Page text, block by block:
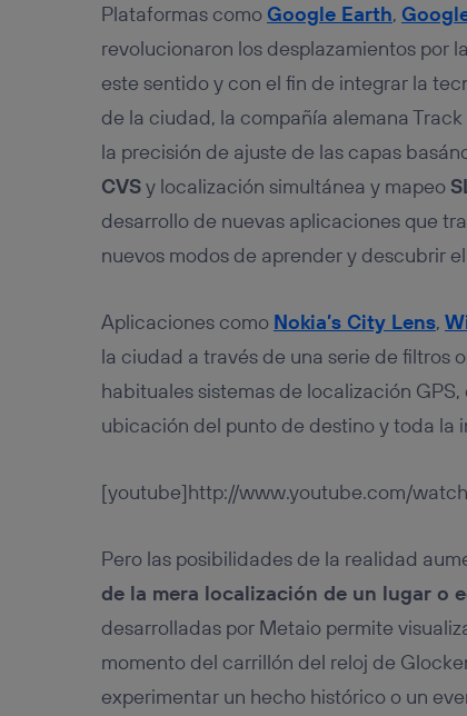
Plataformas comoGoogle Earth,
revolucionaron los desplazamientos por
este sentido y con el fin de integrar la
de la ciudad, la compañía alemana
la precisión de ajuste de las capas
CVSy localización simultánea y mapeo
desarrollo de nuevas aplicaciones que
nuevos modos de aprender y descubrir
Aplicaciones como Nokia’s City Lens,
la ciudad a través de una serie de filtros
habituales sistemas de localización
ubicación del punto de destino y toda la
[youtube]http://www.youtube.com/
Pero las posibilidades de la realidad
de la mera localización de un lugar o
desarrolladas por Metaio permite
momento del carrillón del reloj de
experimentar un hecho histórico o un